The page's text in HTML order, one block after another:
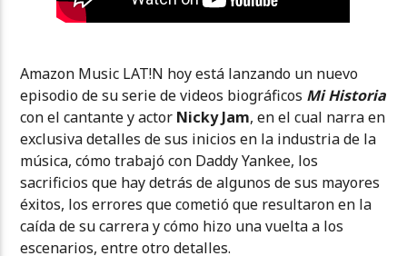
Amazon Music LAT!N hoy está lanzando un nuevo
episodio de su serie de videos biográficos Mi Historia
con el cantante y actor Nicky Jam, en el cual narra en
exclusiva detalles de sus inicios en la industria de la
música, cómo trabajó con Daddy Yankee, los
sacrificios que hay detrás de algunos de sus mayores
éxitos, los errores que cometió que resultaron en la
caída de su carrera y cómo hizo una vuelta a los
escenarios, entre otro detalles.